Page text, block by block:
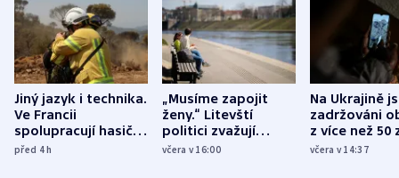
Jiný jazyk i technika.
Ve Francii
spolupracují hasiči z
různých zemí
před 4h
„Musíme zapojit
ženy.“ Litevští
politici zvažují
dohodu o
včera v 16:00
Na Ukrajině
zadržováni
z více než 50
Bojovali na
včera v 14:37